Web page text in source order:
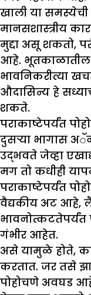
खाली या
मानसशास्त्रीय
मुद्दा असू शकतो,
आहे. भूतकाळातील
भावनिकरीत्या
औदासिन्य हे
शकते.
पराकाष्टेपर्यंत
दुसऱ्या भागास
उद्भवते जेव्हा
मग तो कधीही
पराकाष्टेपर्यंत
वैद्यकीय अट आहे,
भावनोत्कटतेपर्यंत
गंभीर आहेत.
असे यामुळे होते,
करतात. जर तसे
पोहोचणे अवघड आहे.